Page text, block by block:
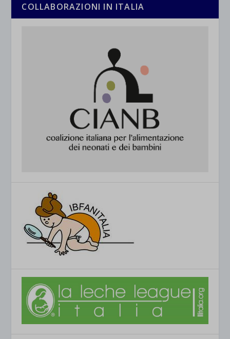
COLLABORAZIONI IN ITALIA